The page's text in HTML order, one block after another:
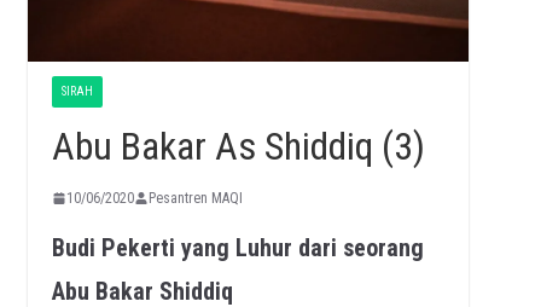
SIRAH
Abu Bakar As Shiddiq (3)
10/06/2020 Pesantren MAQI
Budi Pekerti yang Luhur dari seorang
Abu Bakar Shiddiq